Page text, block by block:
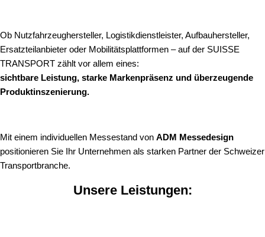
Ob Nutzfahrzeughersteller, Logistikdienstleister, Aufbauhersteller,
Ersatzteilanbieter oder Mobilitätsplattformen – auf der SUISSE
TRANSPORT zählt vor allem eines:
sichtbare Leistung, starke Markenpräsenz und überzeugende
Produktinszenierung.
Mit einem individuellen Messestand von ADM Messedesign
positionieren Sie Ihr Unternehmen als starken Partner der Schweizer
Transportbranche.
Unsere Leistungen: